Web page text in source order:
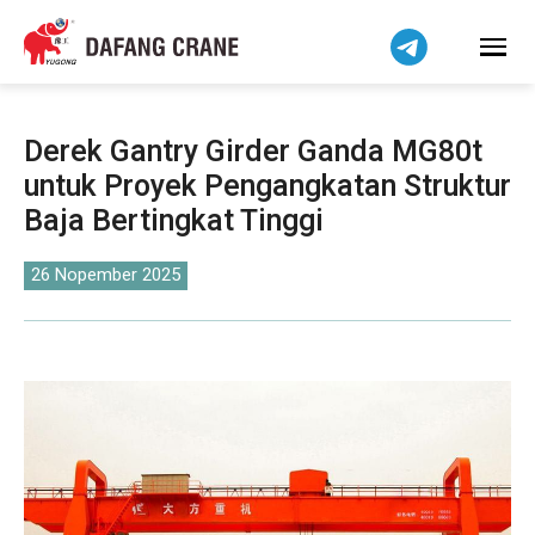
Derek Gantry Girder Ganda MG80t
untuk Proyek Pengangkatan Struktur
Baja Bertingkat Tinggi
26 Nopember 2025
हिन्दी
Bahasa Melayu
বাংলা
فارسی
Pilipino
اردو
Українська
Беларуская мова
Dansk
Norsk